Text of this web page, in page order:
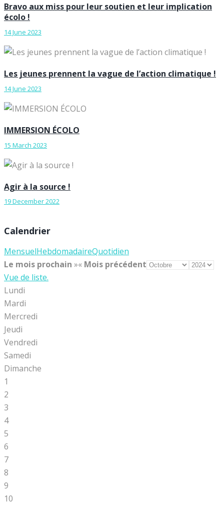
Bravo aux miss pour leur soutien et leur implication
écolo !
14 June 2023
Les jeunes prennent la vague de l’action climatique !
14 June 2023
IMMERSION ÉCOLO
15 March 2023
Agir à la source !
19 December 2022
Calendrier
MensuelHebdomadaireQuotidien
Le mois prochain »« Mois précédent
Vue de liste.
Lundi
Mardi
Mercredi
Jeudi
Vendredi
Samedi
Dimanche
1
2
3
4
5
6
7
8
9
10